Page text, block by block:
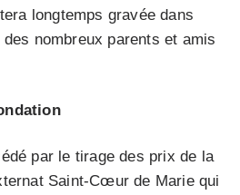
longtemps gravée dans
nombreux parents et amis
par le tirage des prix de la
Saint-Cœur de Marie qui